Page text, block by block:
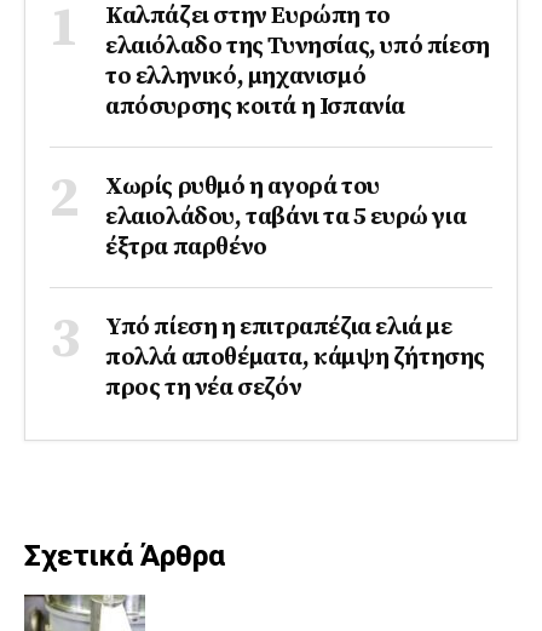
Καλπάζει στην Ευρώπη το
ελαιόλαδο της Τυνησίας, υπό πίεση
το ελληνικό, μηχανισμό
απόσυρσης κοιτά η Ισπανία
Χωρίς ρυθμό η αγορά του
ελαιολάδου, ταβάνι τα 5 ευρώ για
έξτρα παρθένο
Υπό πίεση η επιτραπέζια ελιά με
πολλά αποθέματα, κάμψη ζήτησης
προς τη νέα σεζόν
Σχετικά Άρθρα